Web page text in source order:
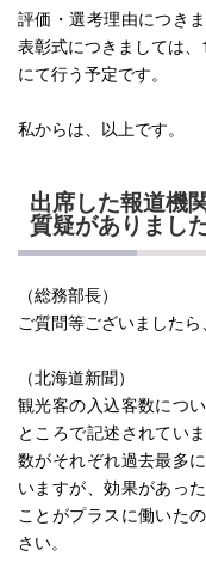
評価・選考理由につき
表彰式につきましては
にて行う予定です。
私からは、以上です。
出席した報道機
質疑がありまし
（総務部長）
ご質問等ございましたら
（北海道新聞）
観光客の入込客数につ
ところで記述されてい
数がそれぞれ過去最多
いますが、効果があっ
ことがプラスに働いた
さい。